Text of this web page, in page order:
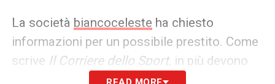
La società biancoceleste ha chiesto
informazioni per un possibile prestito. Come
scrive Il Corriere dello Sport, in più devono
rispettare i vincoli del Fair Play Finanziario,